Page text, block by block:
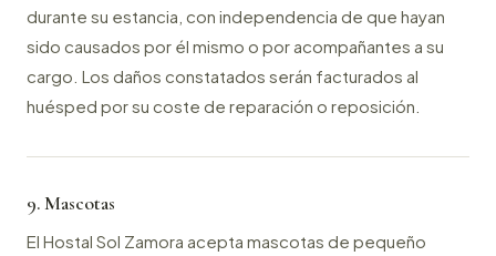
durante su estancia, con independencia de que hayan
sido causados por él mismo o por acompañantes a su
cargo. Los daños constatados serán facturados al
huésped por su coste de reparación o reposición.
9. Mascotas
El Hostal Sol Zamora acepta mascotas de pequeño